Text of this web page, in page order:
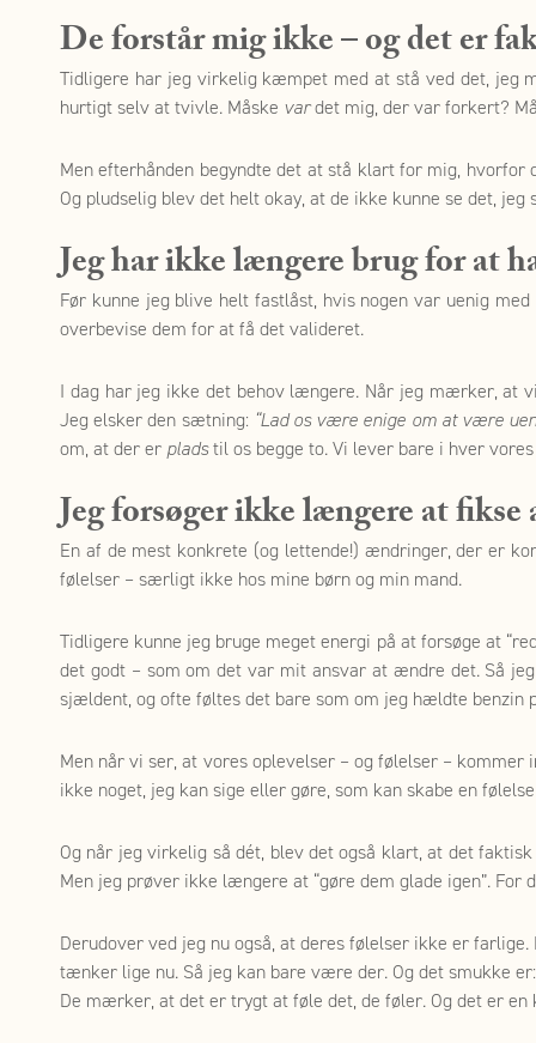
De forstår mig ikke – og det er
Tidligere har jeg virkelig kæmpet med at stå ved det, jeg
hurtigt selv at tvivle. Måske vardet mig, der var forkert?
Men efterhånden begyndte det at stå klart for mig,
Og pludselig blev det helt okay, at de ikke kunne se det,
Jeg har ikke længere brug for at
Før kunne jeg blive helt fastlåst, hvis nogen var uenig
overbevise dem for at få det valideret.
I dag har jeg ikke det behov længere. Når jeg mærker, at
Jeg elsker den sætning: “Lad os være enige om at være
om, at der er pladstil os begge to. Vi lever bare i hver
Jeg forsøger ikke længere at fikse
En af de mest konkrete (og lettende!) ændringer, der er
følelser – særligt ikke hos mine børn og min mand.
Tidligere kunne jeg bruge meget energi på at forsøge at
det godt – som om det var mit ansvar at ændre det. Så
sjældent, og ofte føltes det bare som om jeg hældte benzin
Men når vi ser, at vores oplevelser – og følelser –
ikke noget, jeg kan sige eller gøre, som kan skabe en
Og når jeg virkelig så dét, blev det også klart, at det
Men jeg prøver ikke længere at “gøre dem glade igen”. For
Derudover ved jeg nu også, at deres følelser ikke er
tænker lige nu. Så jeg kan bare være der. Og det smukke
De mærker, at det er trygt at føle det, de føler. Og det er